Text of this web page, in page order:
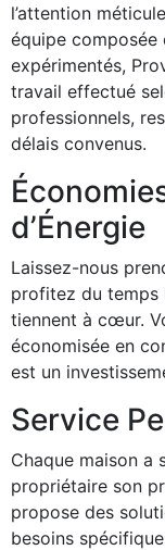
l’attention
équipe composée
expérimentés,
travail effectué
professionnels,
délais convenus.
d’Énergie
Laissez-nous
profitez du temps
tiennent à cœur.
économisée en
est un
Service
Chaque maison a
propriétaire son
propose des
besoins